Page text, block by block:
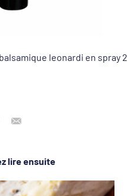
leonardi en spray
lire ensuite